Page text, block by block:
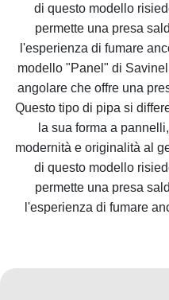
di questo modello
permette una presa
l'esperienza di fumare
modello "Panel" di
angolare che offre una
Questo tipo di pipa si
la sua forma a
modernità e originalità al
di questo modello
permette una presa
l'esperienza di fumare